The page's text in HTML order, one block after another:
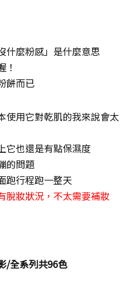
什麼粉感」是什麼意思
！
餅而已
使用它對乾肌的我來說會太
它也還是有點保濕度
的問題
跑行程跑一整天
脫妝狀況，不太需要補妝
/全系列共96色